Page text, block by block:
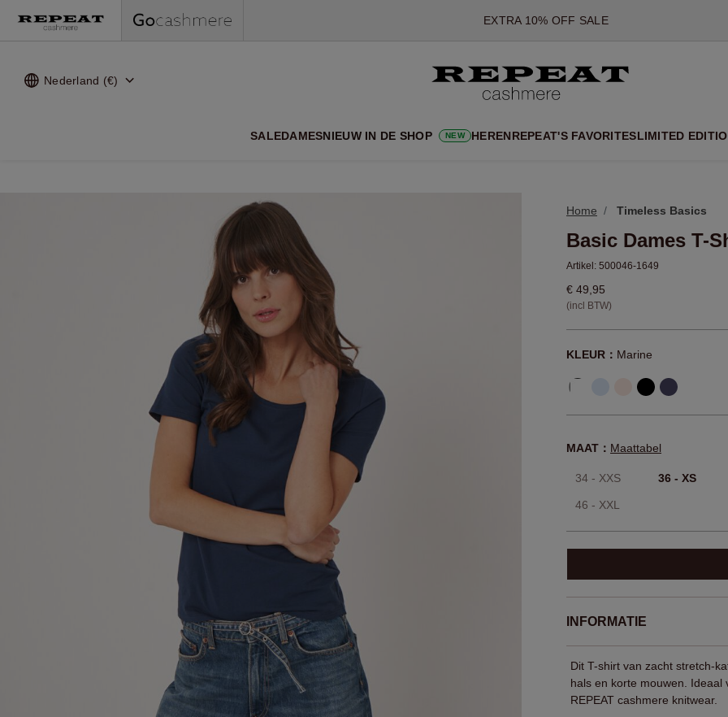
*AANBIEDING IS GELDIG T/M 12 AUGUSTUS 2026
*NIET GELDIG VOOR LIMITED EDITION
*UITZONDERINGEN KUNNEN VAN TOEPASSING ZIJN
NIEUWE CASHMERE COLLECTIE
EXTRA 10% OFF SALE
Nederland (€)
SALEDAMESNIEUW IN DE SHOP NEW HERENREPEAT'S FAVORITESLIMITED
Home Timeless Basics
Basic Dames T-
Artikel: 500046-1649
€ 49,95
(incl BTW)
KLEUR： Marine
MAAT： Maattabel
34 - XXS 36 - XS
46 - XXL
INFORMATIE
Dit T-shirt van zacht stretch-
hals en korte mouwen.
REPEAT cashmere knitwear.